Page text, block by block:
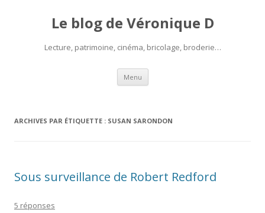
Le blog de Véronique D
Lecture, patrimoine, cinéma, bricolage, broderie…
Menu Aller
contenu
ARCHIVES PAR ÉTIQUETTE : SUSAN SARONDON
Sous surveillance de Robert Redford
5 réponses